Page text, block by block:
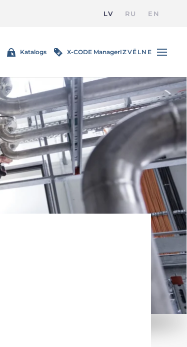
LV RU EN
Katalogs X-CODE ManagerIZVĒLNE